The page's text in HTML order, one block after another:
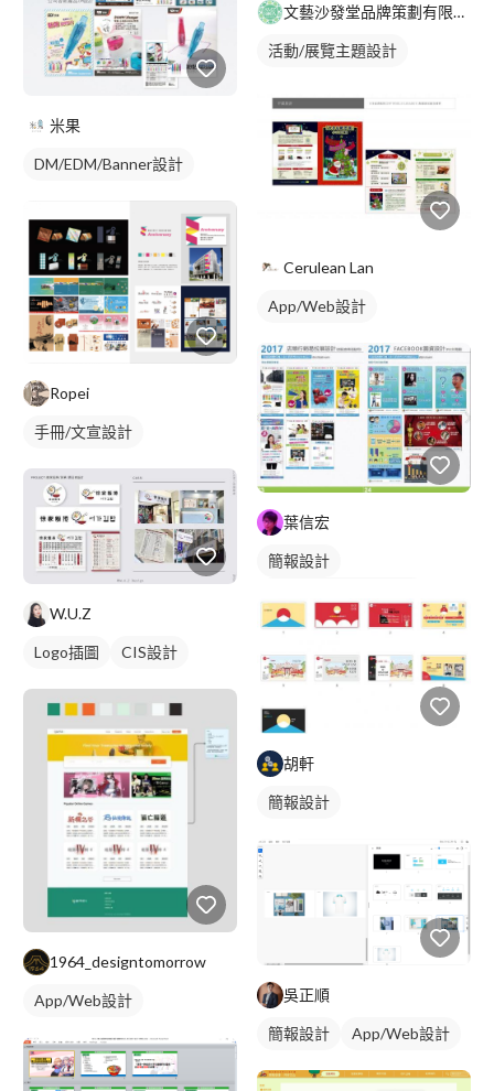
米果
DM/EDM/Banner設計
Ropei
手冊/文宣設計
W.U.Z
Logo插圖 CIS設計
1964_designtomorrow
App/Web設計
文藝沙發堂品牌策劃有限公司
活動/展覽主題設計
Cerulean Lan
App/Web設計
葉信宏
簡報設計
胡軒
簡報設計
吳正順
簡報設計 App/Web設計